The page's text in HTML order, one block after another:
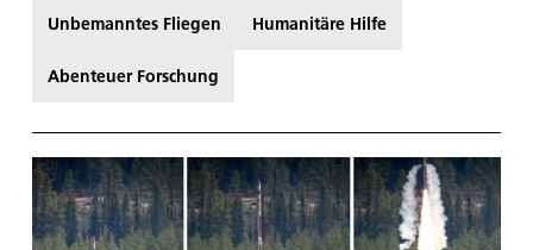
2023 ein neuartiges unbemanntes Flugzeug, das
speziell für die Auslieferung humanitärer Hilfsgüter
Hilfe maßgeblich prägen könnte. Sie kämpften
Unbemanntes Fliegen Humanitäre Hilfe
Abenteuer Forschung